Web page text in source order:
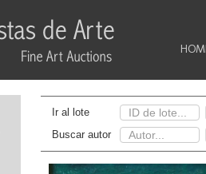
Ir al lote
Buscar autor